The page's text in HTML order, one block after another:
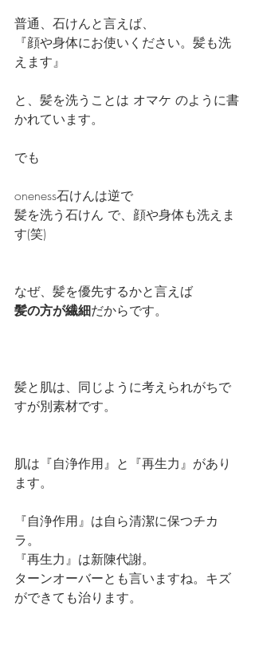
普通、石けんと言えば、
『顔や身体にお使いください。髪も洗
えます』
と、髪を洗うことは オマケ のように書
かれています。
でも
oneness石けんは逆で
髪を洗う石けん で、顔や身体も洗えま
す(笑)
なぜ、髪を優先するかと言えば
髪の方が繊細だからです。
髪と肌は、同じように考えられがちで
すが別素材です。
肌は『自浄作用』と『再生力』があり
ます。
『自浄作用』は自ら清潔に保つチカ
ラ。
『再生力』は新陳代謝。
ターンオーバーとも言いますね。キズ
ができても治ります。